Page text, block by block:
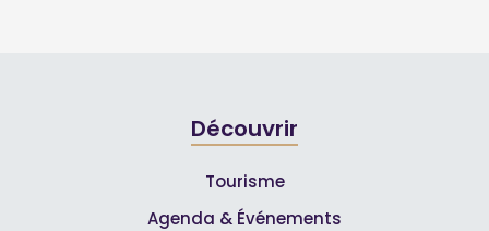
Découvrir
Tourisme
Agenda & Événements